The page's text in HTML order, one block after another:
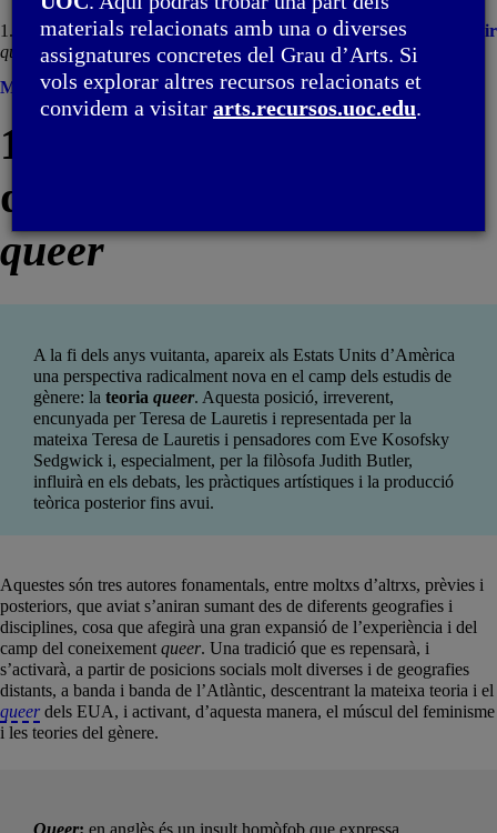
1. Context de producció de l’anomenada teoria
queer
Imprimir
Menú
1. Context de producció
de l’anomenada teoria
queer
A la fi dels anys vuitanta, apareix als Estats Units d’Amèrica
una perspectiva radicalment nova en el camp dels estudis de
gènere: la teoria queer. Aquesta posició, irreverent,
encunyada per Teresa de Lauretis i representada per la
mateixa Teresa de Lauretis i pensadores com Eve Kosofsky
Sedgwick i, especialment, per la filòsofa Judith Butler,
influirà en els debats, les pràctiques artístiques i la producció
teòrica posterior fins avui.
Aquestes són tres autores fonamentals, entre moltxs d’altrxs, prèvies i
posteriors, que aviat s’aniran sumant des de diferents geografies i
disciplines, cosa que afegirà una gran expansió de l’experiència i del
camp del coneixement queer. Una tradició que es repensarà, i
s’activarà, a partir de posicions socials molt diverses i de geografies
distants, a banda i banda de l’Atlàntic, descentrant la mateixa teoria i el
queerdels EUA, i activant, d’aquesta manera, el múscul del feminisme
i les teories del gènere.
Queer: en anglès és un insult homòfob que expressa
materials relacionats amb una o diverses
assignatures concretes del Grau d’Arts. Si
vols explorar altres recursos relacionats et
convidem a visitar arts.recursos.uoc.edu.